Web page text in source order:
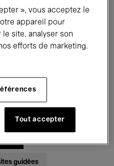
Concerts
Performances
Global Music
guidées
», vous acceptez le
appareil pour
site, analyser son
efforts de marketing.
Tout accepter